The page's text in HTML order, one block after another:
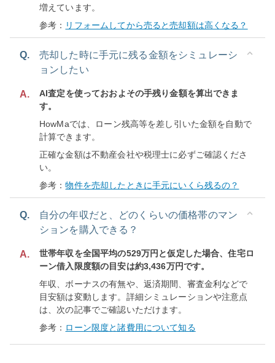
増えています。
参考： リフォームしてから売ると売却額は高くなる？
Q.
売却した時に手元に残る金額をシミュレーシ
ョンしたい
A.
AI査定を使っておおよその手残り金額を算出できま
す。
HowMaでは、ローン残高等を差し引いた金額を自動で
計算できます。
正確な金額は不動産会社や税理士に必ずご確認くださ
い。
参考：物件を売却したときに手元にいくら残るの？
Q.
自分の年収だと、どのくらいの価格帯のマン
ションを購入できる？
A.
世帯年収を全国平均の529万円と仮定した場合、住宅ロ
ーン借入限度額の目安は約3,436万円です。
年収、ボーナスの有無や、返済期間、審査金利などで
目安額は変動します。詳細シミュレーションや注意点
は、次の記事でご確認いただけます。
参考： ローン限度と諸費用について知る